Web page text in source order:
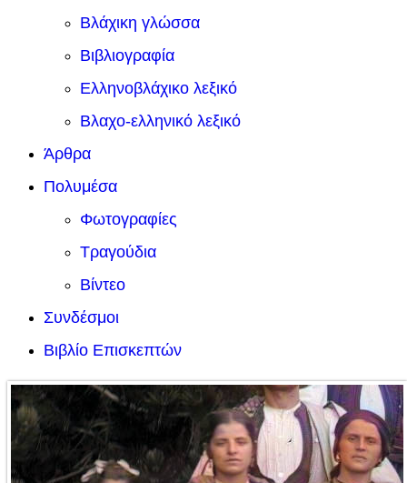
Βλάχικη γλώσσα
Βιβλιογραφία
Ελληνοβλάχικο λεξικό
Βλαχο-ελληνικό λεξικό
Άρθρα
Πολυμέσα
Φωτογραφίες
Τραγούδια
Βίντεο
Συνδέσμοι
Βιβλίο Επισκεπτών